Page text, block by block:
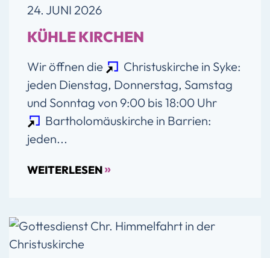
24. JUNI 2026
KÜHLE KIRCHEN
Wir öffnen die Christuskirche in Syke:
jeden Dienstag, Donnerstag, Samstag
und Sonntag von 9:00 bis 18:00 Uhr
Bartholomäuskirche in Barrien:
jeden...
WEITERLESEN»